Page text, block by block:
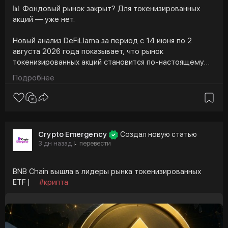
📊 Фондовый рынок закрыт? Для токенизированных
акций — уже нет.
Новый анализ DeFiLlama за период с 14 июня по 2
августа 2026 года показывает, что рынок
токенизированных акций становится по-настоящему
круглосуточным.
Главный вывод исследования — 51% всего объема
торгов токенизированными акциями теперь приходится
Уолл-стрит и получать доступ к рынку тогда, когда это
удобно им.
При этом именно Binance становится ключевой
площадкой для торговли в эти периоды:
американского рынка.
🔸 82% — в ночные часы.
Подробнее
Crypto Emergency Создал новую статью
3 дн назад · перевести
BNB Chain вышла в лидеры рынка токенизированных
ETF |
#крипта